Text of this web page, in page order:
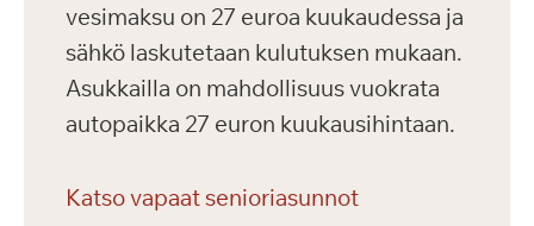
vesimaksu on 27 euroa kuukaudessa ja
sähkö laskutetaan kulutuksen mukaan.
Asukkailla on mahdollisuus vuokrata
autopaikka 27 euron kuukausihintaan.
Katso vapaat senioriasunnot